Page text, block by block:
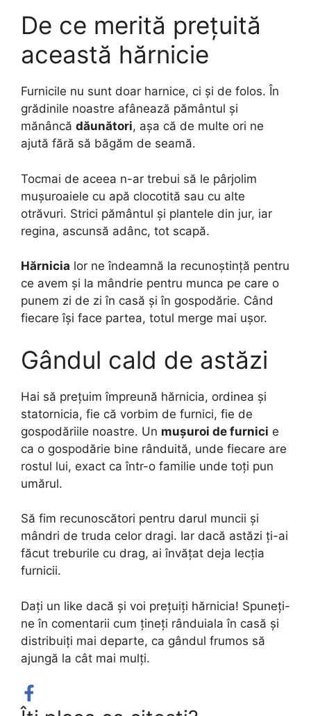
De ce merită prețuită
această hărnicie
Furnicile nu sunt doar harnice, ci și de folos. În
grădinile noastre afânează pământul și
mănâncă dăunători, așa că de multe ori ne
ajută fără să băgăm de seamă.
Tocmai de aceea n-ar trebui să le pârjolim
mușuroaiele cu apă clocotită sau cu alte
otrăvuri. Strici pământul și plantele din jur, iar
regina, ascunsă adânc, tot scapă.
Hărnicia lor ne îndeamnă la recunoștință pentru
ce avem și la mândrie pentru munca pe care o
punem zi de zi în casă și în gospodărie. Când
fiecare își face partea, totul merge mai ușor.
Gândul cald de astăzi
Hai să prețuim împreună hărnicia, ordinea și
statornicia, fie că vorbim de furnici, fie de
gospodăriile noastre. Un mușuroi de furnici e
ca o gospodărie bine rânduită, unde fiecare are
rostul lui, exact ca într-o familie unde toți pun
umărul.
Să fim recunoscători pentru darul muncii și
mândri de truda celor dragi. Iar dacă astăzi ți-ai
făcut treburile cu drag, ai învățat deja lecția
furnicii.
Dați un like dacă și voi prețuiți hărnicia! Spuneți-
ne în comentarii cum țineți rânduiala în casă și
distribuiți mai departe, ca gândul frumos să
ajungă la cât mai mulți.